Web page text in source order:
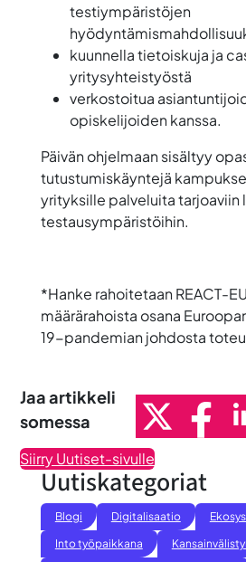
testiympäristöjen
kuunnella tietoiskuja ja
yritysyhteistyöstä
verkostoitua
opiskelijoiden kanssa.
Päivän ohjelmaan sisältyy
tutustumiskäyntejä
yrityksille palveluita tarjoaviin
testausympäristöihin.
*Hanke rahoitetaan REACT-
määrärahoista osana
19-pandemian johdosta
Jaa artikkeli
somessa
Siirry Uutiset-sivulle
Uutiskategoriat
Blogi Digitalisaatio
Into työpaikkana